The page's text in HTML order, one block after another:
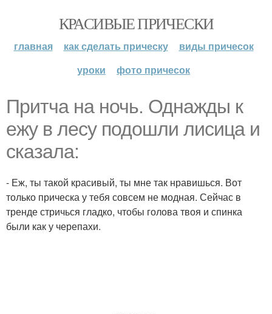
КРАСИВЫЕ ПРИЧЕСКИ
главная как сделать прическу
виды причесок
уроки
фото причесок
Притча на ночь. Однажды к
ежу в лесу подошли лисица и
сказала:
- Еж, ты такой красивый, ты мне так нравишься. Вот
только прическа у тебя совсем не модная. Сейчас в
тренде стричься гладко, чтобы голова твоя и спинка
были как у черепахи.